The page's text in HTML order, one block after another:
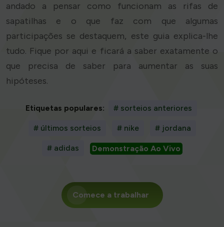
andado a pensar como funcionam as rifas de
sapatilhas e o que faz com que algumas
participações se destaquem, este guia explica-lhe
tudo. Fique por aqui e ficará a saber exatamente o
que precisa de saber para aumentar as suas
hipóteses.
Etiquetas populares: # sorteios anteriores
# últimos sorteios # nike # jordana
# adidas Demonstração Ao Vivo
Comece a trabalhar